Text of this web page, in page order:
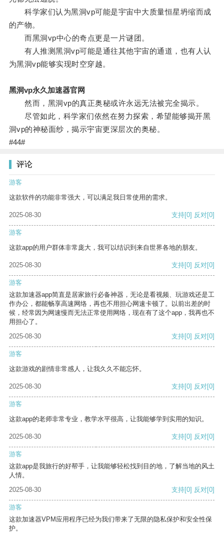
科学家们认为黑洞vp可能是宇宙中大质量恒星坍缩而成
的产物。
而黑洞vp中心的奇点更是一片谜团。
有人推测黑洞vp可能是通往其他宇宙的通道，也有人认
为黑洞vp能够实现时空穿越。
黑洞vp永久加速器官网
然而，黑洞vp的真正奥秘或许永远无法被完全揭示。
尽管如此，科学家们依然在努力探索，希望能够揭开黑
洞vp的神秘面纱，揭示宇宙更深层次的奥秘。
#44#
评论
游客
这款软件的功能非常强大，可以满足我日常使用的需求。
2025-08-30 支持[0] 反对[0]
游客
这款app的用户群体非常庞大，我可以结识到来自世界各地的朋友。
2025-08-30 支持[0] 反对[0]
游客
这款加速器app简直是居家旅行必备神器，无论是看视频、玩游戏还是工
作办公，都能畅享高速网络，再也不用担心网速卡顿了。以前出差的时
候，经常因为网速慢而无法正常使用网络，现在有了这个app，我再也不
用担心了。
2025-08-30
支持[0] 反对[0]
游客
这款游戏的剧情非常感人，让我久久不能忘怀。
2025-08-30 支持[0] 反对[0]
游客
这款app的老师非常专业，教学水平很高，让我能够学到实用的知识。
2025-08-30 支持[0] 反对[0]
游客
这款app是我旅行的好帮手，让我能够轻松找到目的地，了解当地的风土
人情。
2025-08-30
支持[0] 反对[0]
游客
这款加速器VPM应用程序已经为我们带来了无限的隐私保护和安全性保
护。